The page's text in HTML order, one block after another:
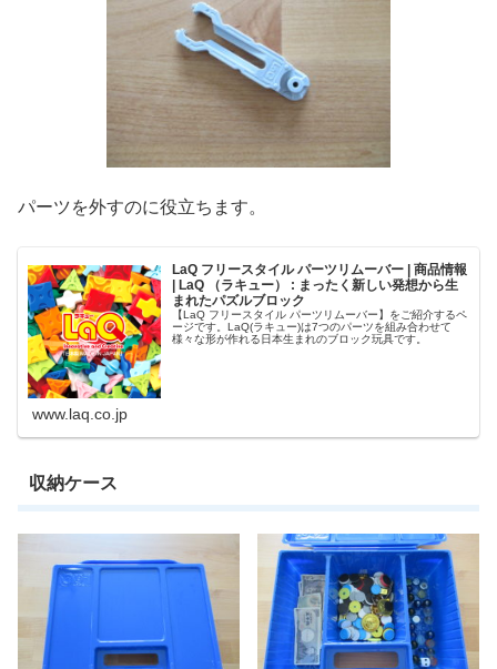
パーツを外すのに役立ちます。
LaQ フリースタイル パーツリムーバー | 商品情報
| LaQ （ラキュー） : まったく新しい発想から生
まれたパズルブロック
【LaQ フリースタイル パーツリムーバー】をご紹介するペ
ージです。LaQ(ラキュー)は7つのパーツを組み合わせて
様々な形が作れる日本生まれのブロック玩具です。
www.laq.co.jp
収納ケース